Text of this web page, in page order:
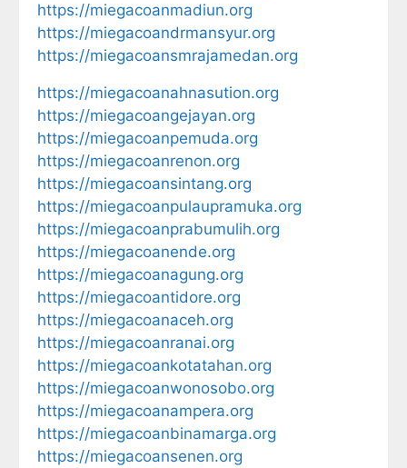
https://miegacoanmadiun.org
https://miegacoandrmansyur.org
https://miegacoansmrajamedan.org
https://miegacoanahnasution.org
https://miegacoangejayan.org
https://miegacoanpemuda.org
https://miegacoanrenon.org
https://miegacoansintang.org
https://miegacoanpulaupramuka.org
https://miegacoanprabumulih.org
https://miegacoanende.org
https://miegacoanagung.org
https://miegacoantidore.org
https://miegacoanaceh.org
https://miegacoanranai.org
https://miegacoankotatahan.org
https://miegacoanwonosobo.org
https://miegacoanampera.org
https://miegacoanbinamarga.org
https://miegacoansenen.org